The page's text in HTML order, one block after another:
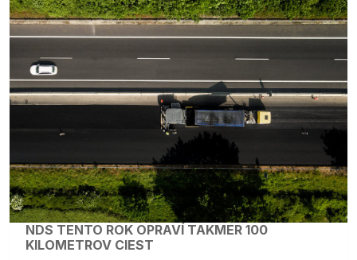
NDS TENTO ROK OPRAVÍ TAKMER 100
KILOMETROV CIEST